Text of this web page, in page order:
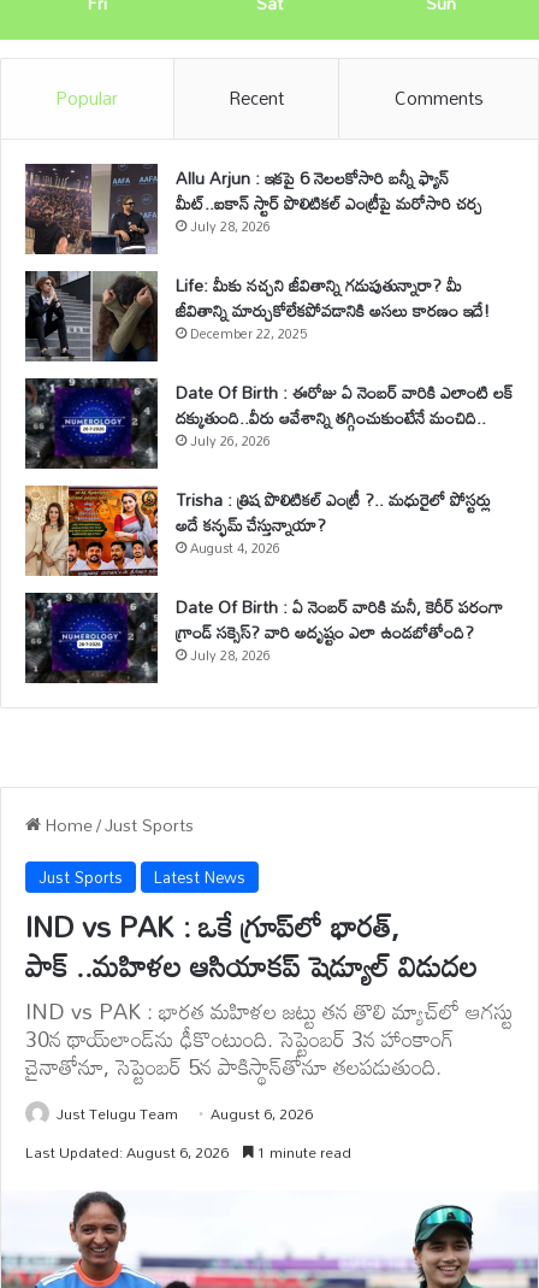
Popular Recent Comments
Allu Arjun : ఇకపై 6 నెలలకోసారి బన్నీ ఫ్యాన్
మీట్..ఐకాన్ స్టార్ పొలిటికల్ ఎంట్రీపై మరోసారి చర్చ
July 28, 2026
Life: మీకు నచ్చని జీవితాన్ని గడుపుతున్నారా? మీ
జీవితాన్ని మార్చుకోలేకపోవడానికి అసలు కారణం ఇదే!
December 22, 2025
Date Of Birth : ఈరోజు ఏ నెంబర్ వారికి ఎలాంటి లక్
దక్కుతుంది..వీరు ఆవేశాన్ని తగ్గించుకుంటేనే మంచిది..
July 26, 2026
Trisha : త్రిష పొలిటికల్ ఎంట్రీ ?.. మధురైలో పోస్టర్లు
అదే కన్ఫమ్ చేస్తున్నాయా?
August 4, 2026
Date Of Birth : ఏ నెంబర్ వారికి మనీ, కెరీర్ పరంగా
గ్రాండ్ సక్సెస్? వారి అదృష్టం ఎలా ఉండబోతోంది?
July 28, 2026